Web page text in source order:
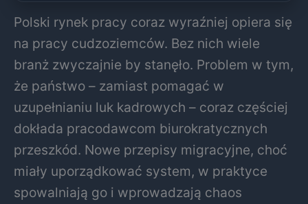
Polski rynek pracy coraz wyraźniej opiera się
na pracy cudzoziemców. Bez nich wiele
branż zwyczajnie by stanęło. Problem w tym,
że państwo – zamiast pomagać w
uzupełnianiu luk kadrowych – coraz częściej
dokłada pracodawcom biurokratycznych
przeszkód. Nowe przepisy migracyjne, choć
miały uporządkować system, w praktyce
spowalniają go i wprowadzają chaos